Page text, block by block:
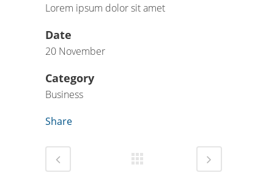
Lorem ipsum dolor sit amet
Date
20 November
Category
Business
Share